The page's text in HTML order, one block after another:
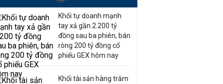
Khối tự doanh mạnh
tay xả gần 2.200 tỷ
đồng sau ba phiên, bán
ròng 200 tỷ đồng cổ
phiếu GEX hôm nay
Khối tài sản hàng trăm